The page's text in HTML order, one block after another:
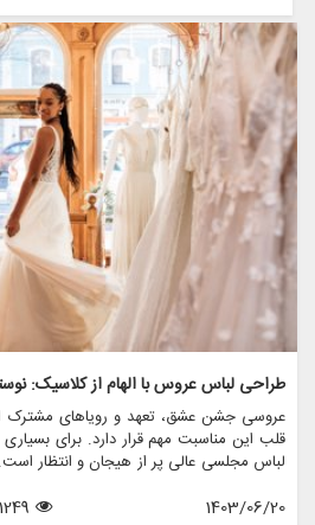
پوشیدن دارند. این مقاله به بررسی تأثیر
مد عروس می پردازد و بررسی می کند که
برق الهام بخش روندها، انتخاب ها و حتی
هایی مانند مزون چرخچی هستند.
عروسی جشن عشق، تعهد و رویاهای
قلب این مناسبت مهم قرار دارد. برای
لباس مجلسی عالی پر از هیجان و انتظار
به فرد از نوستالژی و مدرنیته را ارائه می
1403/06/20
1249